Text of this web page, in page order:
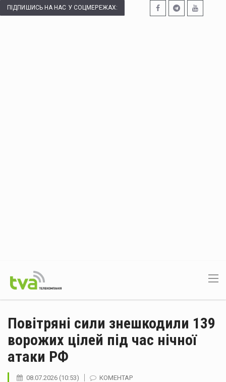
ПІДПИШИСЬ НА НАС У СОЦМЕРЕЖАХ:
Повітряні сили знешкодили 139
ворожих цілей під час нічної
атаки РФ
08.07.2026 (10:53) КОМЕНТАР